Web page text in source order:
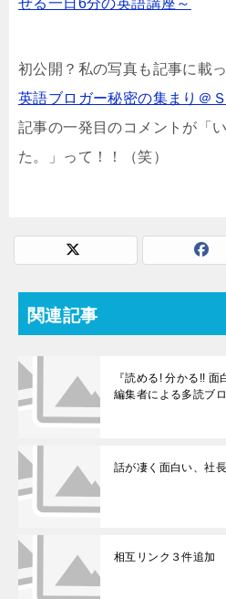
初公開？私の写真も記事に載っ
英語ブロガー秘密の集まり＠
記事の一発目のコメントが「
た。」って！！（笑）
関連記事
『読める! 分かる!!
編集者による多読ブ
話が凄く面白い、社
相互リンク３件追加